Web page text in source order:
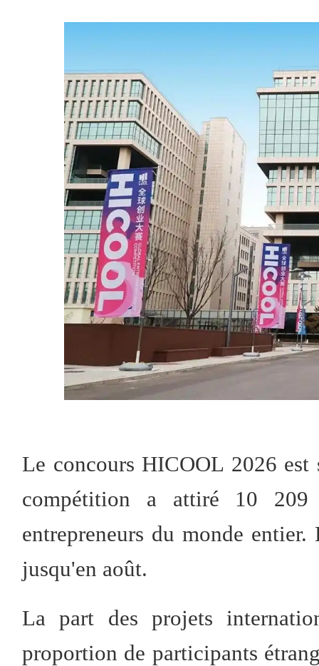
Le concours HICOOL 2026
compétition a attiré 10 209
entrepreneurs du monde
jusqu'en août.
La part des projets
proportion de participants